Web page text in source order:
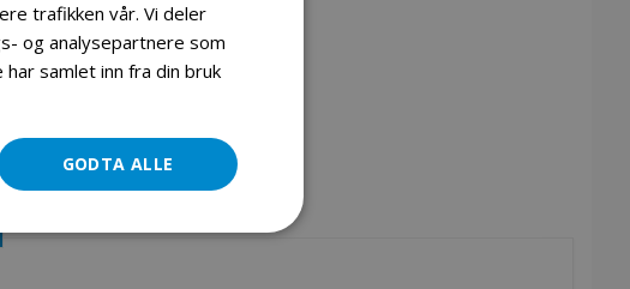
trafikken vår. Vi deler
og analysepartnere som
samlet inn fra din bruk
GODTA ALLE